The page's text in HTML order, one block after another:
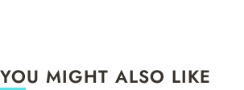
YOU MIGHT ALSO LIKE